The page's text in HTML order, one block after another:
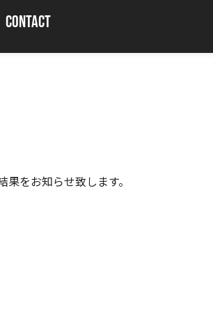
CONTACT
をお知らせ致します。